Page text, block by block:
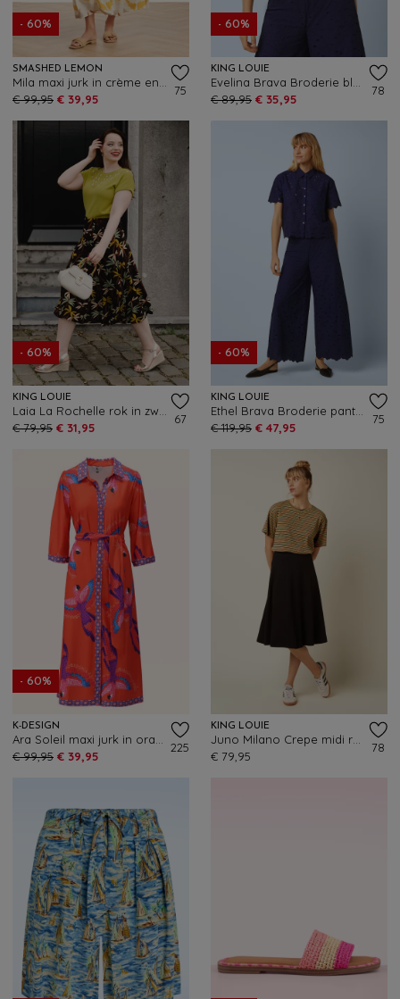
- 60%
SMASHED LEMON
€ 99,95 € 39,95
75
- 60%
KING LOUIE
€ 89,95 € 35,95
78
- 60%
KING LOUIE
€ 79,95 € 31,95
67
- 60%
KING LOUIE
€ 119,95 € 47,95
75
- 60%
K-DESIGN
€ 99,95 € 39,95
225
KING LOUIE
€ 79,95
78